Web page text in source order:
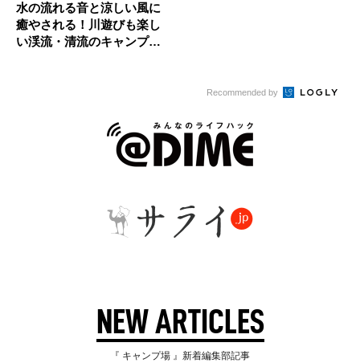
水の流れる音と涼しい風に
癒やされる！川遊びも楽し
い渓流・清流のキャンプ場1
Recommended by
NEW ARTICLES
『 キャンプ場 』新着編集部記事